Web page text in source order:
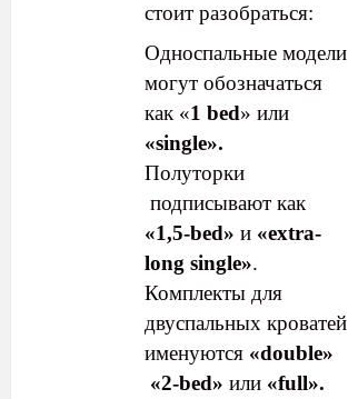
стоит разобраться:
Односпальные модели
могут обозначаться
как «1 bed» или
«single».
Полуторки
подписывают как
«1,5-bed» и «extra-
long single».
Комплекты для
двуспальных кроватей
именуются «double»
«2-bed» или «full».